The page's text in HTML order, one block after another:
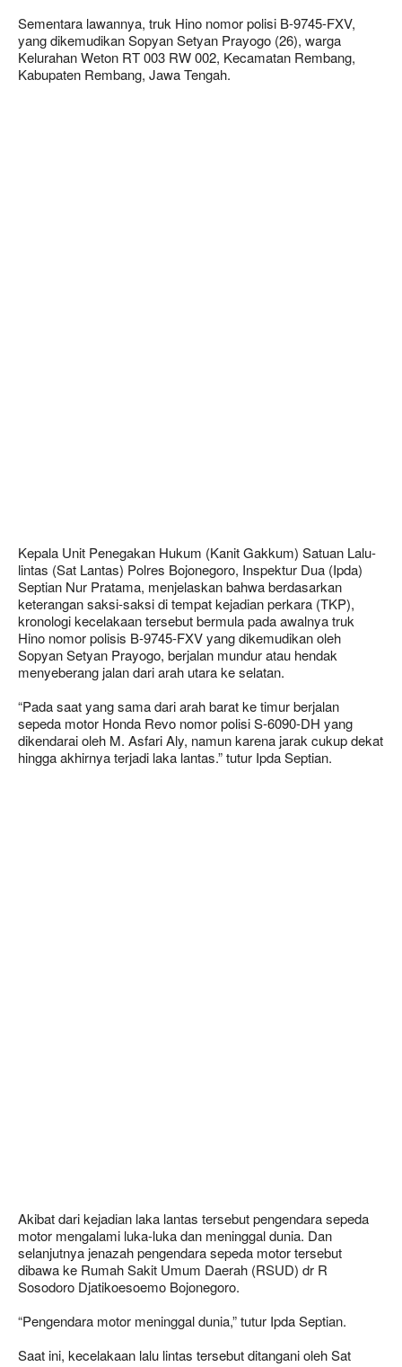
Sementara lawannya, truk Hino nomor polisi B-9745-FXV,
yang dikemudikan Sopyan Setyan Prayogo (26), warga
Kelurahan Weton RT 003 RW 002, Kecamatan Rembang,
Kabupaten Rembang, Jawa Tengah.
Kepala Unit Penegakan Hukum (Kanit Gakkum) Satuan Lalu-
lintas (Sat Lantas) Polres Bojonegoro, Inspektur Dua (Ipda)
Septian Nur Pratama, menjelaskan bahwa berdasarkan
keterangan saksi-saksi di tempat kejadian perkara (TKP),
kronologi kecelakaan tersebut bermula pada awalnya truk
Hino nomor polisis B-9745-FXV yang dikemudikan oleh
Sopyan Setyan Prayogo, berjalan mundur atau hendak
menyeberang jalan dari arah utara ke selatan.
“Pada saat yang sama dari arah barat ke timur berjalan
sepeda motor Honda Revo nomor polisi S-6090-DH yang
dikendarai oleh M. Asfari Aly, namun karena jarak cukup dekat
hingga akhirnya terjadi laka lantas.” tutur Ipda Septian.
Akibat dari kejadian laka lantas tersebut pengendara sepeda
motor mengalami luka-luka dan meninggal dunia. Dan
selanjutnya jenazah pengendara sepeda motor tersebut
dibawa ke Rumah Sakit Umum Daerah (RSUD) dr R
Sosodoro Djatikoesoemo Bojonegoro.
“Pengendara motor meninggal dunia,” tutur Ipda Septian.
Saat ini, kecelakaan lalu lintas tersebut ditangani oleh Sat